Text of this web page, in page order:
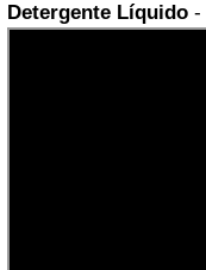
Detergente Líquido -